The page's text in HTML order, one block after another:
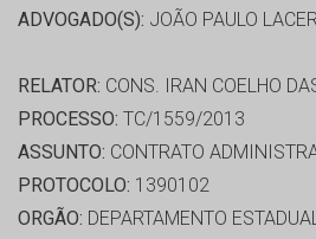
ADVOGADO(S): JOÃO PAULO
RELATOR: CONS. IRAN COELHO
PROCESSO: TC/1559/2013
ASSUNTO: CONTRATO
PROTOCOLO: 1390102
ORGÃO: DEPARTAMENTO